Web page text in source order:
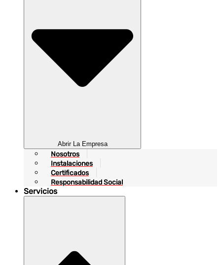
Abrir La Empresa
Nosotros
Instalaciones
Certificados
Responsabilidad Social
Servicios